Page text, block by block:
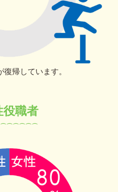
帰しています。
役職者
⌒